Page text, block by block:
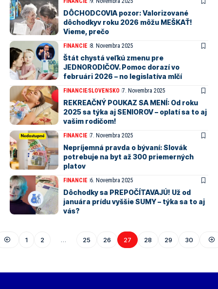
DÔCHODCOVIA pozor: Valorizované
dôchodkyv roku 2026 môžu MEŠKAŤ!
Vieme, prečo
FINANCIE 8. Novembra 2025
Štát chystá veľkú zmenu pre
JEDNORODIČOV. Pomoc dorazí vo
februári 2026 – no legislatíva mlčí
FINANCIESLOVENSKO 7. Novembra 2025
REKREAČNÝ POUKAZ SA MENÍ: Od roku
2025 sa týka aj SENIOROV – oplatí sa to aj
vašim rodičom!
FINANCIE 7. Novembra 2025
Nepríjemná pravda o bývaní: Slovák
potrebuje na byt až 300 priemerných
platov
FINANCIE 6. Novembra 2025
Dôchodky sa PREPOČÍTAVAJÚ! Už od
januára prídu vyššie SUMY – týka sa to aj
vás?
1 2 … 25 26 27 28 29 30